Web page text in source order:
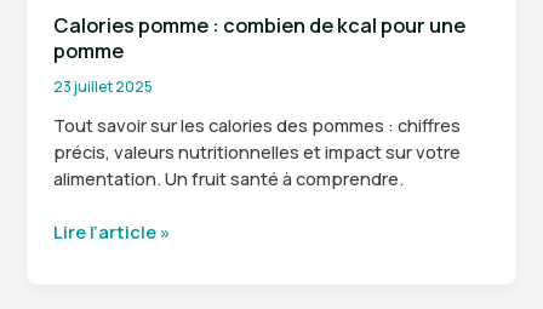
Calories pomme : combien de kcal pour une
pomme
23 juillet 2025
Tout savoir sur les calories des pommes : chiffres
précis, valeurs nutritionnelles et impact sur votre
alimentation. Un fruit santé à comprendre.
Calories
Lire l’article »